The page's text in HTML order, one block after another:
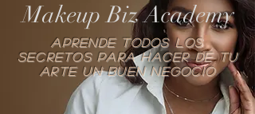
Makeup Biz Academy
Aprende todos los
secretos para hacer de tu
arte un buen negocio